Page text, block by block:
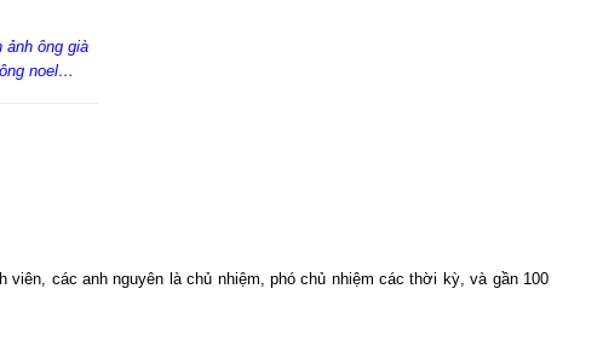
ảnh ông già
noel…
các anh nguyên là chủ nhiệm, phó chủ nhiệm các thời kỳ, và gần 100